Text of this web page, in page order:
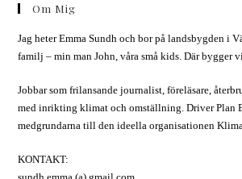
Om Mig
Jag heter Emma Sundh och bor på landsbygden i
familj – min man John, våra små kids. Där bygger
Jobbar som frilansande journalist, föreläsare,
med inrikting klimat och omställning. Driver Plan
medgrundarna till den ideella organisationen
KONTAKT: